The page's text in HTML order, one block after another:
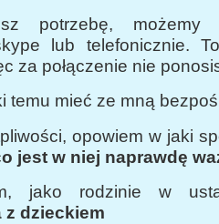
potrzebę, możemy
lub telefonicznie.
za połączenie nie
temu mieć ze mną
opowiem w jaki
jest w niej naprawdę
jako rodzinie w
z dzieckiem